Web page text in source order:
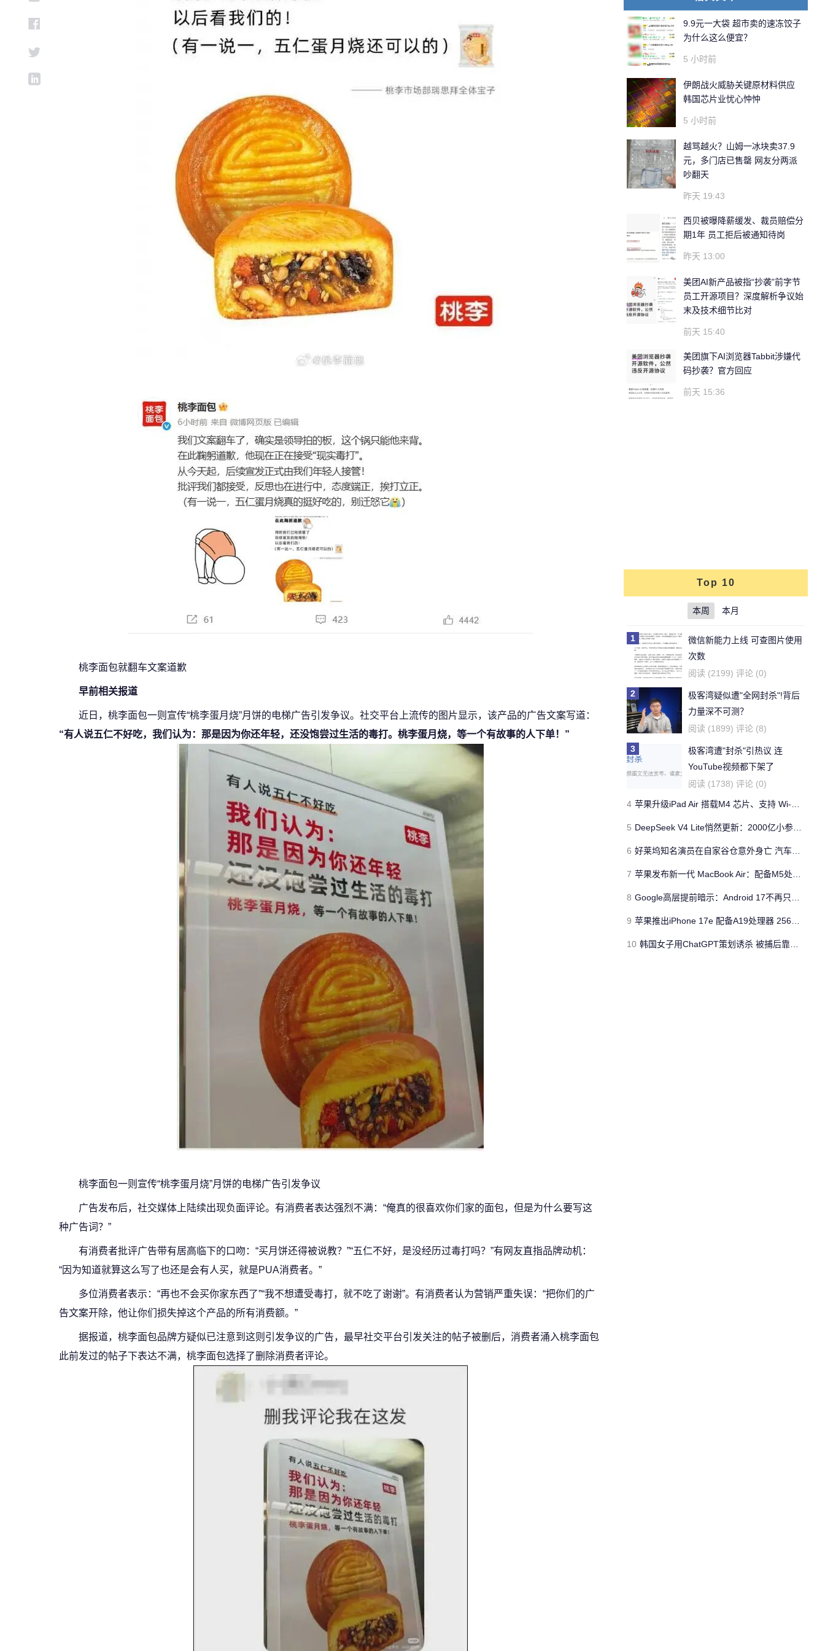
桃李面包就翻车文案道歉
早前相关报道
近日，桃李面包一则宣传“桃李蛋月烧”月饼的电梯广告引发争议。社交平台上流传的图片显示，该产品的广告文案写道：
“有人说五仁不好吃，我们认为：那是因为你还年轻，还没饱尝过生活的毒打。桃李蛋月烧，等一个有故事的人下单！”
桃李面包一则宣传“桃李蛋月烧”月饼的电梯广告引发争议
广告发布后，社交媒体上陆续出现负面评论。有消费者表达强烈不满：“俺真的很喜欢你们家的面包，但是为什么要写这
种广告词？”
有消费者批评广告带有居高临下的口吻：“买月饼还得被说教？”“五仁不好，是没经历过毒打吗？”有网友直指品牌动机：
“因为知道就算这么写了也还是会有人买，就是PUA消费者。”
多位消费者表示：“再也不会买你家东西了”“我不想遭受毒打，就不吃了谢谢”。有消费者认为营销严重失误：“把你们的广
告文案开除，他让你们损失掉这个产品的所有消费额。”
据报道，桃李面包品牌方疑似已注意到这则引发争议的广告，最早社交平台引发关注的帖子被删后，消费者涌入桃李面包
此前发过的帖子下表达不满，桃李面包选择了删除消费者评论。
9.9元一大袋 超市卖的速冻饺子
为什么这么便宜？
5 小时前
伊朗战火威胁关键原材料供应
韩国芯片业忧心忡忡
5 小时前
越骂越火？山姆一冰块卖37.9
元，多门店已售罄 网友分两派
吵翻天
昨天 19:43
西贝被曝降薪缓发、裁员赔偿分
期1年 员工拒后被通知待岗
昨天 13:00
美团AI新产品被指“抄袭”前字节
员工开源项目？深度解析争议始
末及技术细节比对
前天 15:40
美团旗下AI浏览器Tabbit涉嫌代
码抄袭？官方回应
前天 15:36
Top 10
本周 本月
1
微信新能力上线 可查图片使用
次数
阅读 (2199) 评论 (0)
2
极客湾疑似遭"全网封杀"!背后
力量深不可测？
阅读 (1899) 评论 (8)
3
极客湾遭"封杀"引热议 连
YouTube视频都下架了
阅读 (1738) 评论 (0)
4 苹果升级iPad Air 搭载M4 芯片、支持 Wi‑Fi 7 售价不变
5 DeepSeek V4 Lite悄然更新：2000亿小参数性能逼近美国顶流
6 好莱坞知名演员在自家谷仓意外身亡 汽车搭电时突然自燃
7 苹果发布新一代 MacBook Air：配备M5处理器 性能、存储与 AI 全面升级 ​
8 Google高层提前暗示：Android 17不再只是操作系统
9 苹果推出iPhone 17e 配备A19处理器 256GB容量起步 刘海屏依旧
10 韩国女子用ChatGPT策划诱杀 被捕后靠清纯颜值粉丝暴涨50倍